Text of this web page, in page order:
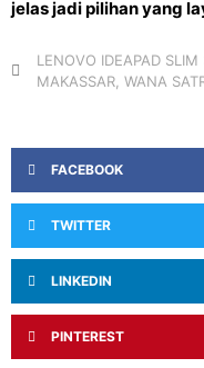
jelas jadi pilihan yang
LENOVO IDEAPAD SLIM
MAKASSAR, WANA
FACEBOOK
TWITTER
LINKEDIN
PINTEREST